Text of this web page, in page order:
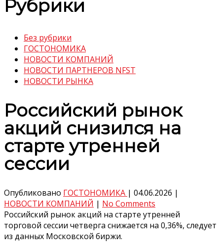
Рубрики
Без рубрики
ГОСТОНОМИКА
НОВОСТИ КОМПАНИЙ
НОВОСТИ ПАРТНЕРОВ NFST
НОВОСТИ РЫНКА
Российский рынок
акций снизился на
старте утренней
сессии
Опубликовано ГОСТОНОМИКА | 04.06.2026 |
НОВОСТИ КОМПАНИЙ | No Comments
Российский рынок акций на старте утренней
торговой сессии четверга снижается на 0,36%, следует
из данных Московской биржи.